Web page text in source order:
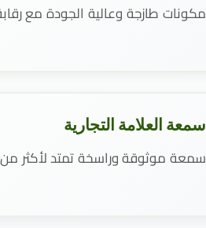
مكونات طازجة وعالية الجودة مع
سمعة العلامة التجارية
سمعة موثوقة وراسخة تمتد لأكثر